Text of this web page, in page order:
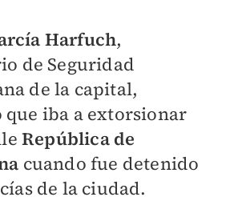
Harfuch,
de Seguridad
de la capital,
iba a extorsionar
República de
cuando fue detenido
de la ciudad.